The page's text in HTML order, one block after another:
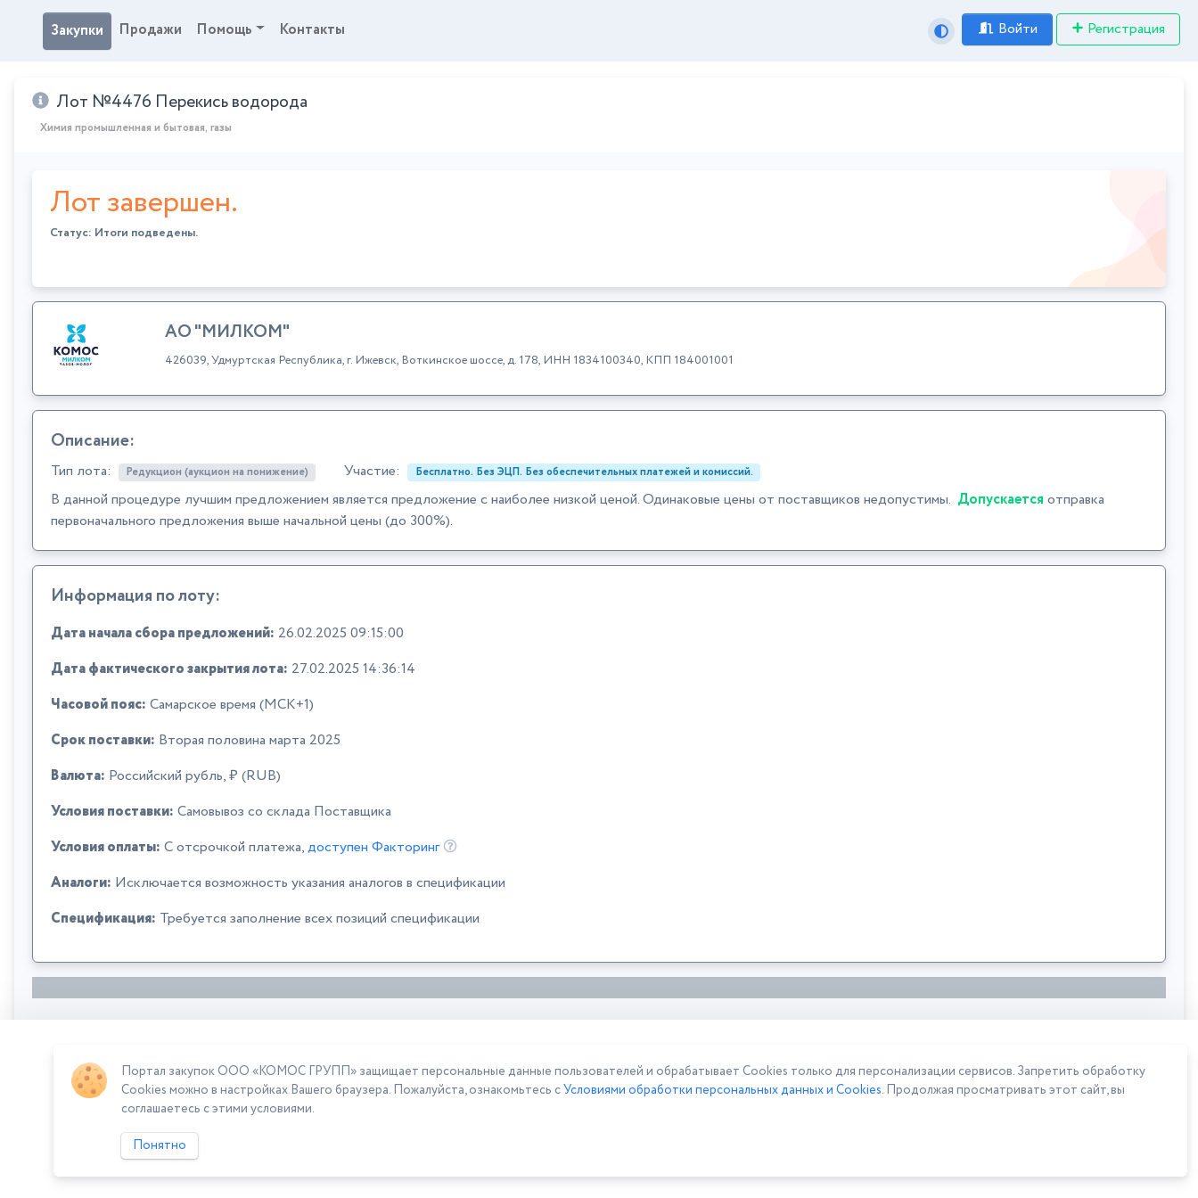
Закупки Продажи Помощь Контакты Войти Регистрация
Лот №4476 Перекись водорода
Химия промышленная и бытовая, газы
Лот завершен.
Статус: Итоги подведены.
АО "МИЛКОМ"
426039, Удмуртская Республика, г. Ижевск, Воткинское шоссе, д. 178, ИНН 1834100340, КПП 184001001
Описание:
Тип лота: Редукцион (аукцион на понижение) Участие: Бесплатно. Без ЭЦП. Без обеспечительных платежей и комиссий.
В данной процедуре лучшим предложением является предложение с наиболее низкой ценой. Одинаковые цены от поставщиков недопустимы. Допускается отправка
первоначального предложения выше начальной цены (до 300%).
Информация по лоту:
Дата начала сбора предложений: 26.02.2025 09:15:00
Дата фактического закрытия лота: 27.02.2025 14:36:14
Часовой пояс: Самарское время (МСК+1)
Срок поставки: Вторая половина марта 2025
Валюта: Российский рубль, ₽ (RUB)
Условия поставки: Самовывоз со склада Поставщика
Условия оплаты: C отсрочкой платежа,доступен Факторинг
Аналоги: Исключается возможность указания аналогов в спецификации
Спецификация: Требуется заполнение всех позиций спецификации
Сумма лота: 198 855,00 ₽
Портал закупок ООО «КОМОС ГРУПП» защищает персональные данные пользователей и обрабатывает Cookies только для персонализации сервисов. Запретить обработку
Cookies можно в настройках Вашего браузера. Пожалуйста, ознакомьтесь сУсловиями обработки персональных данных и Cookies. Продолжая просматривать этот сайт, вы
соглашаетесь с этими условиями.
Понятно